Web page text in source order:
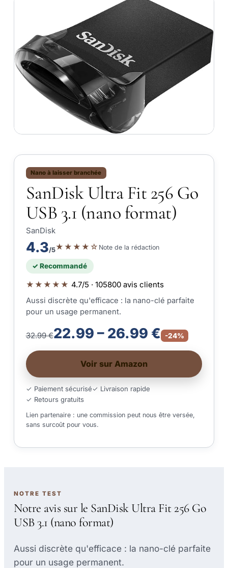
Nano à laisser branchée
SanDisk Ultra Fit 256 Go
USB 3.1 (nano format)
SanDisk
4.3/5★★★★☆ Note de la rédaction
✓ Recommandé
★★★★★ 4.7/5 · 105800 avis clients
Aussi discrète qu'efficace : la nano-clé parfaite
pour un usage permanent.
32.99 €22.99 – 26.99 € -24%
Voir sur Amazon
✓ Paiement sécurisé✓ Livraison rapide
✓ Retours gratuits
Lien partenaire : une commission peut nous être versée,
sans surcoût pour vous.
NOTRE TEST
Notre avis sur le SanDisk Ultra Fit 256 Go
USB 3.1 (nano format)
Aussi discrète qu'efficace : la nano-clé parfaite
pour un usage permanent.